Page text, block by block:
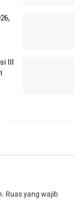
III
Ruas yang wajib